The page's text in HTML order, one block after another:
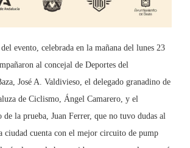
evento, celebrada en la mañana del lunes 23
al concejal de Deportes del
José A. Valdivieso, el delegado granadino de
de Ciclismo, Ángel Camarero, y el
de la prueba, Juan Ferrer, que no tuvo dudas al
ciudad cuenta con el mejor circuito de pump